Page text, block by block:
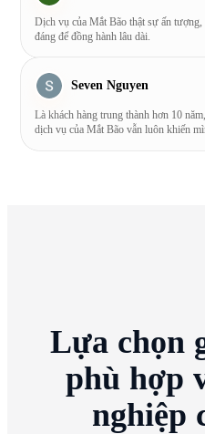
Dịch vụ của Mắt Bão thật sự ấn
đáng để đồng hành lâu dài.
Là khách hàng trung thành hơn 10
dịch vụ của Mắt Bão vẫn luôn khiến
Seven Nguyen
Lựa chọn
phù hợp
nghiệp